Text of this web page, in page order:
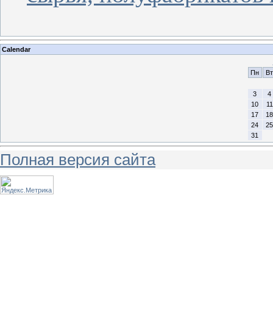
Calendar
Пн
Вт
3
4
10
11
17
18
24
25
31
Полная версия сайта